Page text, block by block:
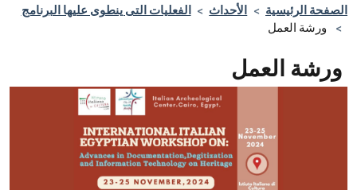
الصفحة الرئيسية > الأحداث > الفعليات التى ينطوى عليها البرنامج
> ورشة العمل
ورشة العمل